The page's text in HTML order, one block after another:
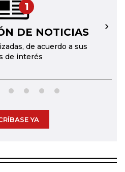
1
DE NOTICIAS
de acuerdo a sus
de interés
→
YA